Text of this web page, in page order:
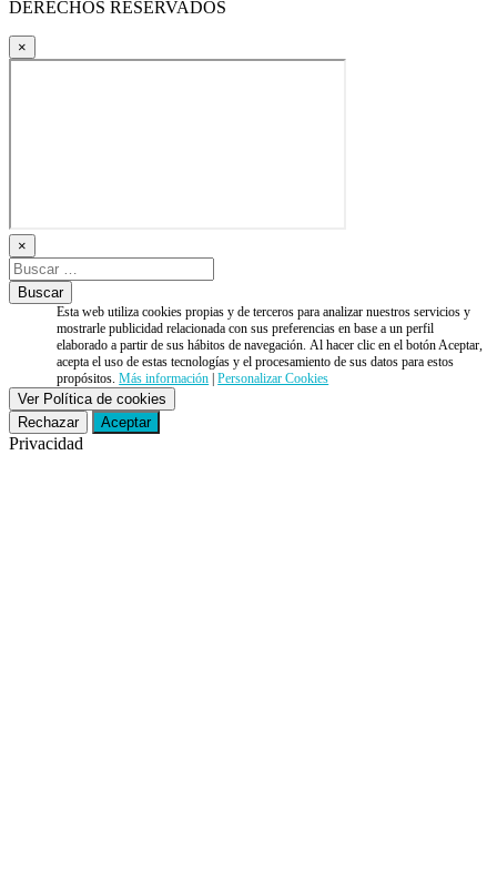
DERECHOS RESERVADOS
×
×
Esta web utiliza cookies propias y de terceros para analizar nuestros servicios y
mostrarle publicidad relacionada con sus preferencias en base a un perfil
elaborado a partir de sus hábitos de navegación. Al hacer clic en el botón Aceptar,
acepta el uso de estas tecnologías y el procesamiento de sus datos para estos
propósitos.Más información |Personalizar Cookies
Ver Política de cookies
Rechazar
Aceptar
Privacidad